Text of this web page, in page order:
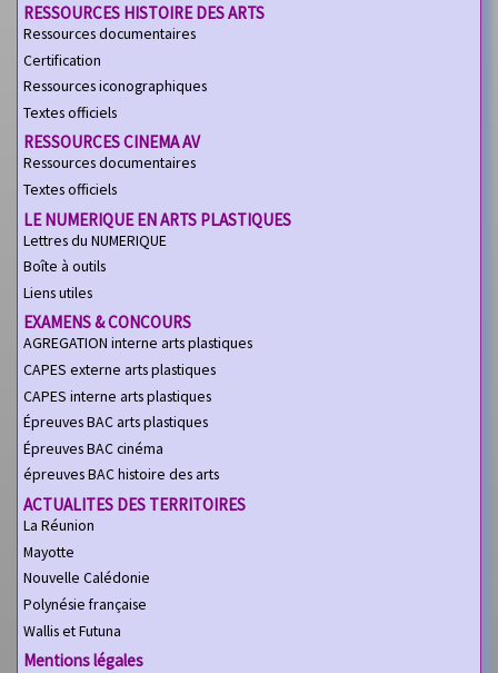
RESSOURCES HISTOIRE DES ARTS
Ressources documentaires
Certification
Ressources iconographiques
Textes officiels
RESSOURCES CINEMA AV
Ressources documentaires
Textes officiels
LE NUMERIQUE EN ARTS PLASTIQUES
Lettres du NUMERIQUE
Boîte à outils
Liens utiles
EXAMENS & CONCOURS
AGREGATION interne arts plastiques
CAPES externe arts plastiques
CAPES interne arts plastiques
Épreuves BAC arts plastiques
Épreuves BAC cinéma
épreuves BAC histoire des arts
ACTUALITES DES TERRITOIRES
La Réunion
Mayotte
Nouvelle Calédonie
Polynésie française
Wallis et Futuna
Mentions légales